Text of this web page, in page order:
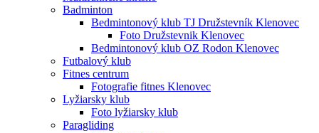
Badminton
Bedmintonový klub TJ Družstevník Klenovec
Foto Družstevnik Klenovec
Bedmintonový klub OZ Rodon Klenovec
Futbalový klub
Fitnes centrum
Fotografie fitnes Klenovec
Lyžiarsky klub
Foto lyžiarsky klub
Paragliding